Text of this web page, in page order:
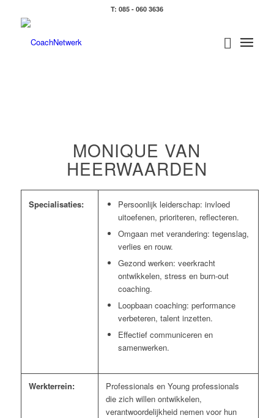
T: 085 - 060 3636
MONIQUE VAN
HEERWAARDEN
Specialisaties:
Persoonlijk leiderschap: invloed
uitoefenen, prioriteren, reflecteren.
Omgaan met verandering: tegenslag,
verlies en rouw.
Gezond werken: veerkracht
ontwikkelen, stress en burn-out
coaching.
Loopbaan coaching: performance
verbeteren, talent inzetten.
Effectief communiceren en
samenwerken.
Werkterrein:
Professionals en Young professionals
die zich willen ontwikkelen,
verantwoordelijkheid nemen voor hun